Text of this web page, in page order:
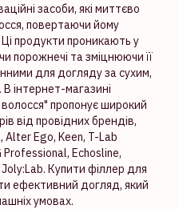
засоби, які миттєво
повертаючи йому
Ці продукти проникають у
порожнечі та зміцнюючи її
для догляду за сухим,
інтернет-магазині
пропонує широкий
від провідних брендів,
Alter Ego, Keen, T-Lab
Professional, Echosline,
Joly:Lab. Купити філлер для
ефективний догляд, який
умовах.